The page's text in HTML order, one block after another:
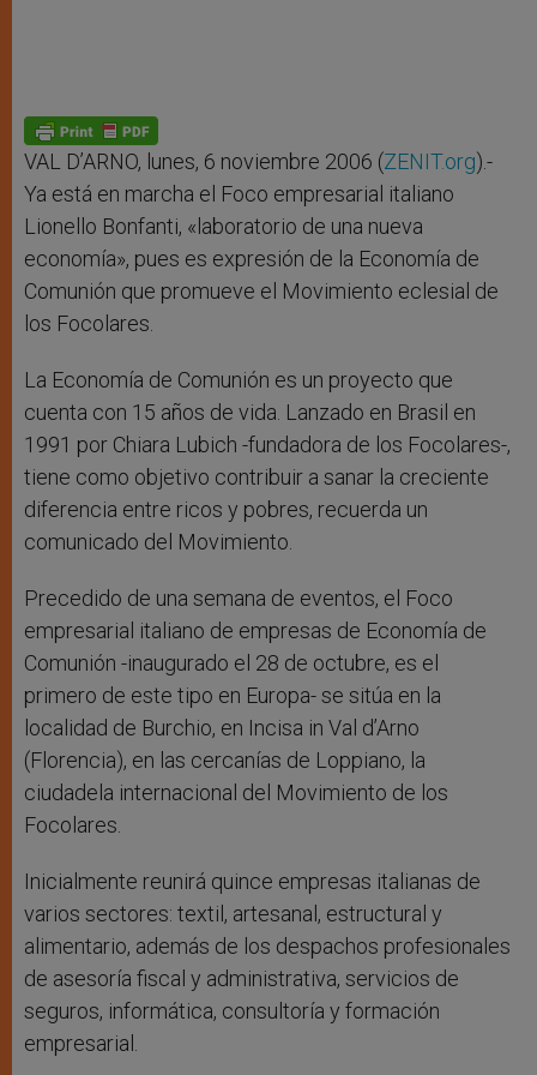
VAL D’ARNO, lunes, 6 noviembre 2006 (ZENIT.org).-
Ya está en marcha el Foco empresarial italiano
Lionello Bonfanti, «laboratorio de una nueva
economía», pues es expresión de la Economía de
Comunión que promueve el Movimiento eclesial de
los Focolares.
La Economía de Comunión es un proyecto que
cuenta con 15 años de vida. Lanzado en Brasil en
1991 por Chiara Lubich -fundadora de los Focolares-,
tiene como objetivo contribuir a sanar la creciente
diferencia entre ricos y pobres, recuerda un
comunicado del Movimiento.
Precedido de una semana de eventos, el Foco
empresarial italiano de empresas de Economía de
Comunión -inaugurado el 28 de octubre, es el
primero de este tipo en Europa- se sitúa en la
localidad de Burchio, en Incisa in Val d’Arno
(Florencia), en las cercanías de Loppiano, la
ciudadela internacional del Movimiento de los
Focolares.
Inicialmente reunirá quince empresas italianas de
varios sectores: textil, artesanal, estructural y
alimentario, además de los despachos profesionales
de asesoría fiscal y administrativa, servicios de
seguros, informática, consultoría y formación
empresarial.